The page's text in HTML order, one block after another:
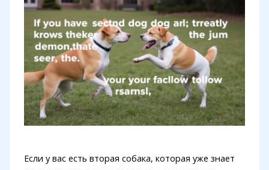
Если у вас есть вторая собака, которая уже знает